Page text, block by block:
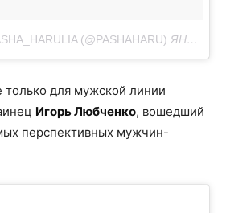
(@PASHAHARU) ЯНВ 30, 2018 AT 1:55 PST
для мужской линии
Игорь Любченко, вошедший
перспективных мужчин-